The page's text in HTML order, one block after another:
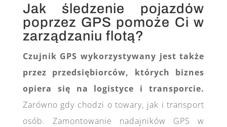
Jak śledzenie pojazdów
poprzez GPS pomoże Ci w
zarządzaniu flotą?
Czujnik GPS wykorzystywany jest także
przez przedsiębiorców, których biznes
opiera się na logistyce i transporcie.
Zarówno gdy chodzi o towary, jak i transport
osób. Zamontowanie nadajników GPS w